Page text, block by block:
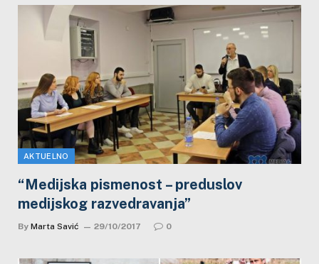
AKTUELNO
“Medijska pismenost – preduslov
medijskog razvedravanja”
By Marta Savić 29/10/2017 0